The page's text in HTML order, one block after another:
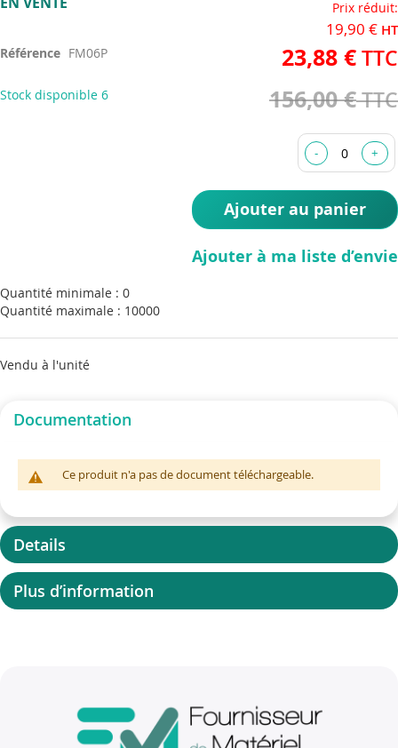
Référence FM06P
Stock disponible 6
Prix réduit
19,90 €
23,88 €
156,00 €
Ajouter au panier
Ajouter à ma liste d’envie
Quantité minimale : 0
Quantité maximale : 10000
Vendu à l'unité
to
of
images
Documentation
Ce produit n'a pas de document téléchargeable.
Details
Plus d’information